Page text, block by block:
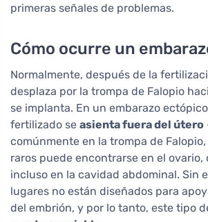
primeras señales de problemas.
Cómo ocurre un
Normalmente, después de la
desplaza por la trompa de Falopio
se implanta. En un embarazo
fertilizado se asienta fuera del útero
comúnmente en la trompa de
raros puede encontrarse en el
incluso en la cavidad abdominal. Sin
lugares no están diseñados para
del embrión, y por lo tanto, este tipo